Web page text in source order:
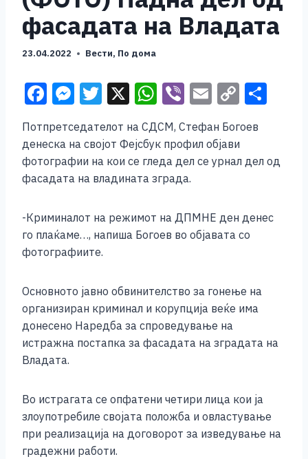
фасадата на Владата
23.04.2022 Вести, По дома
F
c
e
b
o
k
M
ss
e
n
er
T
tt
er
X W
h
at
s
A
p
Vi
b
er
E
m
ai
l
C
p
y
k
e
Потпретседателот на СДСМ, Стефан Богоев
денеска на својот Фејсбук профил објави
фотографии на кои се гледа дел се урнал дел од
фасадата на владината зграда.
-Криминалот на режимот на ДПМНЕ ден денес
го плаќаме…, напиша Богоев во објавата со
фотографиите.
Основното јавно обвинителство за гонење на
организиран криминал и корупција веќе има
донесено Наредба за спроведување на
истражна постапка за фасадата на зградата на
Владата.
Во истрагата се опфатени четири лица кои ја
злоупотребиле својата положба и овластување
при реализација на договорот за изведување на
градежни работи.